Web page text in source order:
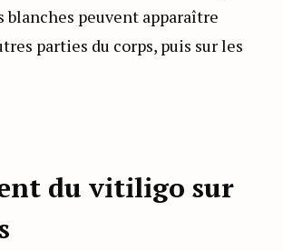
blanches peuvent apparaître
parties du corps, puis sur les
du vitiligo sur